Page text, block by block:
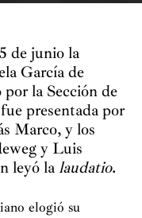
de junio la
García de
por la Sección de
presentada por
Marco, y los
y Luis
leyó la laudatio.
elogió su